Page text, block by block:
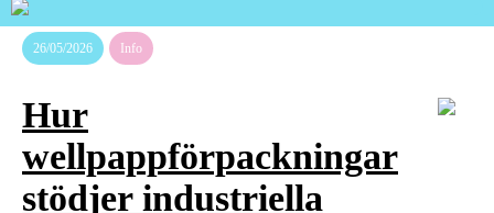
26/05/2026 Info
Hur
wellpappförpackningar
stödjer industriella